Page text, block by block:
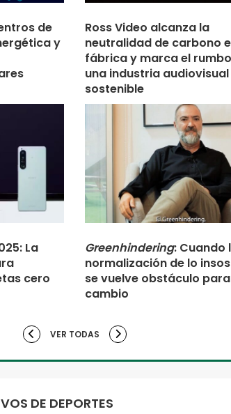
de
y
Ross Video alcanza la
neutralidad de carbono
fábrica y marca el
una industria audiovisual
sostenible
La
cero
Greenhindering: Cuando
normalización de lo
se vuelve obstáculo
cambio
VER TODAS
DE DEPORTES